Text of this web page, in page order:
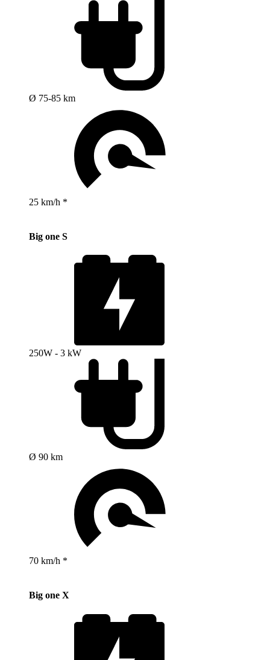
Ø 75-85 km
25 km/h *
Big one S
250W - 3 kW
Ø 90 km
70 km/h *
Big one X